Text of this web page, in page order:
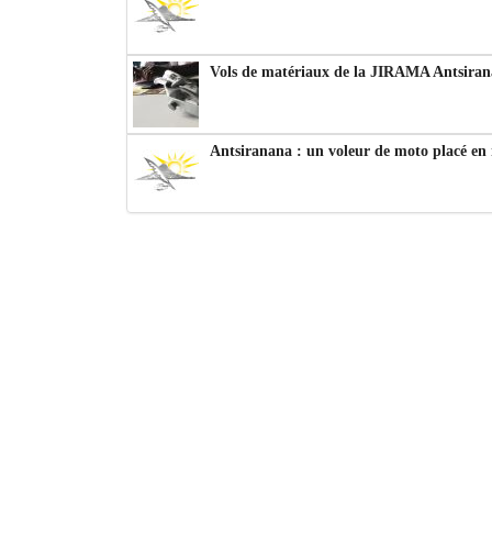
Vols de matériaux de la JIRAMA
Antsiranana : un voleur de moto placé en